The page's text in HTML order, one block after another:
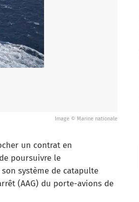
Image © Marine nationale
un contrat en
poursuivre le
système de catapulte
(AAG) du porte-avions de